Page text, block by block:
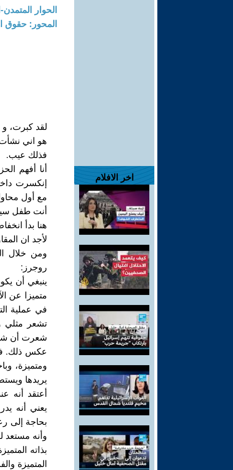
اخر الافلام
الحوار المتمدن-العدد: 8421 -
المحور: حقوق
لقد كبرت، و
هو اني
فذلك عيب.
أنا أفهم
إنكسرت
مع أول
أنت طفل
هنا بدأ
لأجد ان
ومن خلال
روجرز:
ينبغي أن
متميزا عن
في عملية
تشعر مثلي
شعرت أن
عكس ذلك.
ومتميزة،
يريدها
أعتقد أنه
يعني أنه
بحاجة إلى
وأنه مستعد
بذاته
المتميزة